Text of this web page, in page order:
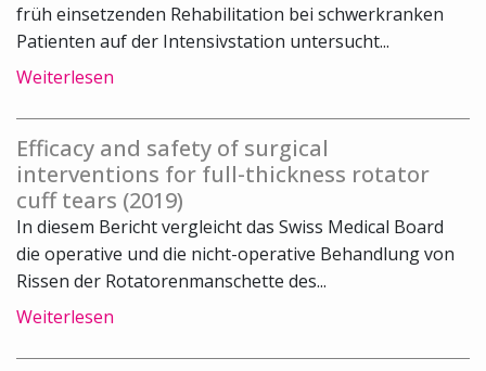
früh einsetzenden Rehabilitation bei schwerkranken
Patienten auf der Intensivstation untersucht...
Weiterlesen
Efficacy and safety of surgical
interventions for full-thickness rotator
cuff tears (2019)
In diesem Bericht vergleicht das Swiss Medical Board
die operative und die nicht-operative Behandlung von
Rissen der Rotatorenmanschette des...
Weiterlesen